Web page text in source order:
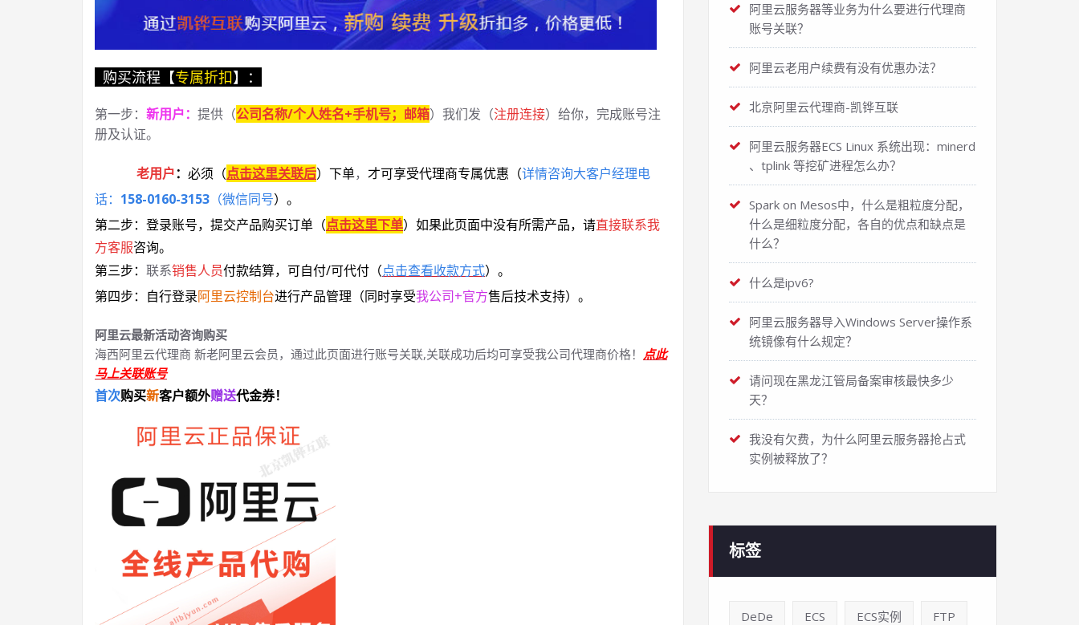
购买流程【专属折扣】：
第一步： 新用户： 提供（公司名称/个人姓名+手机号；邮箱）我们发（注册连接）给你，完成账号注
册及认证。
老用户： 必须 （点击这里关联后） 下单， 才可享受代理商专属优惠 （详情咨询大客户经理电
话： 158-0160-3153 （微信同号） 。
第二步：登录账号，提交产品购买订单（点击这里下单） 如果此页面中没有所需产品，请直接联系我
方客服咨询。
第三步： 联系销售人员付款结算，可自付/可代付（点击查看收款方式）。
第四步：自行登录阿里云控制台进行产品管理（同时享受我公司+官方售后技术支持）。
阿里云最新活动咨询购买
海西阿里云代理商 新老阿里云会员，通过此页面进行账号关联,关联成功后均可享受我公司代理商价格！ 点此
马上关联账号
首次购买新客户额外赠送代金券！
阿里云服务器等业务为什么要进行代理商
账号关联？
阿里云老用户续费有没有优惠办法？
北京阿里云代理商-凯铧互联
阿里云服务器ECS Linux 系统出现：minerd
、tplink 等挖矿进程怎么办？
Spark on Mesos中，什么是粗粒度分配，
什么是细粒度分配，各自的优点和缺点是
什么？
什么是ipv6?
阿里云服务器导入Windows Server操作系
统镜像有什么规定？
请问现在黑龙江管局备案审核最快多少
天？
我没有欠费，为什么阿里云服务器抢占式
实例被释放了？
标签
DeDe ECS ECS实例 FTP